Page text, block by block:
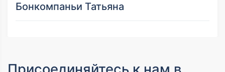
Бонкомпаньи Татьяна